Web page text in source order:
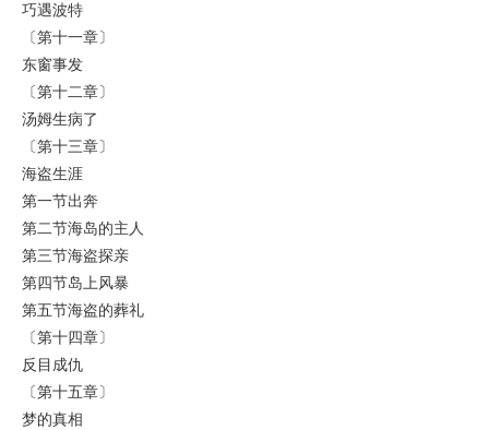
巧遇波特
〔第十一章〕
东窗事发
〔第十二章〕
汤姆生病了
〔第十三章〕
海盗生涯
第一节出奔
第二节海岛的主人
第三节海盗探亲
第四节岛上风暴
第五节海盗的葬礼
〔第十四章〕
反目成仇
〔第十五章〕
梦的真相